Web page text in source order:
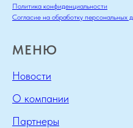
Политика конфиденциальности
Согласие на обработку персональных
МЕНЮ
Новости
О компании
Партнеры